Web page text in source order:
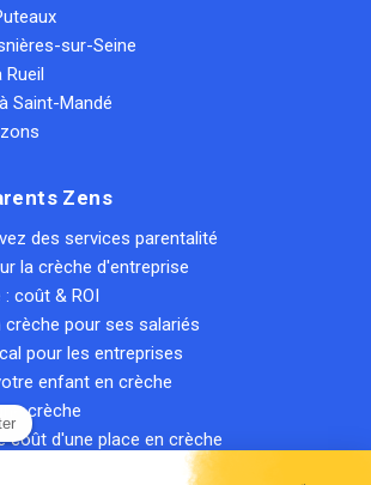
sur-Seine
Rueil
Saint-Mandé
Zens
des services parentalité
la crèche d'entreprise
coût & ROI
crèche pour ses salariés
pour les entreprises
enfant en crèche
crèche
coût d'une place en crèche